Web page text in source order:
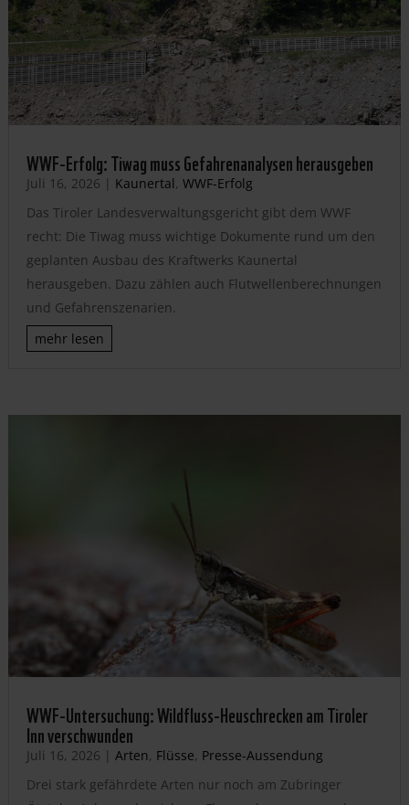
WWF-Erfolg: Tiwag muss Gefahrenanalysen herausgeben
Juli 16, 2026 | Kaunertal, WWF-Erfolg
Das Tiroler Landesverwaltungsgericht gibt dem WWF
recht: Die Tiwag muss wichtige Dokumente rund um den
geplanten Ausbau des Kraftwerks Kaunertal
herausgeben. Dazu zählen auch Flutwellenberechnungen
und Gefahrenszenarien.
mehr lesen
WWF-Untersuchung: Wildfluss-Heuschrecken am Tiroler
Inn verschwunden
Juli 16, 2026 | Arten, Flüsse, Presse-Aussendung
Drei stark gefährdete Arten nur noch am Zubringer